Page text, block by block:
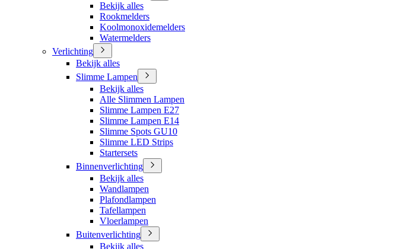
Bekijk alles
Rookmelders
Koolmonoxidemelders
Watermelders
Verlichting
Bekijk alles
Slimme Lampen
Bekijk alles
Alle Slimmen Lampen
Slimme Lampen E27
Slimme Lampen E14
Slimme Spots GU10
Slimme LED Strips
Startersets
Binnenverlichting
Bekijk alles
Wandlampen
Plafondlampen
Tafellampen
Vloerlampen
Buitenverlichting
Bekijk alles